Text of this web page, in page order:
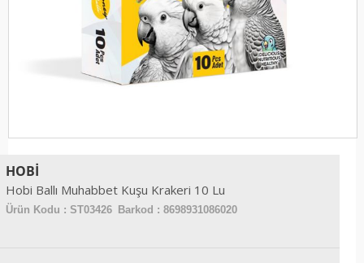
HOBI
Hobi Ballı Muhabbet Kuşu Krakeri 10 Lu
Ürün Kodu : ST03426 Barkod : 8698931086020